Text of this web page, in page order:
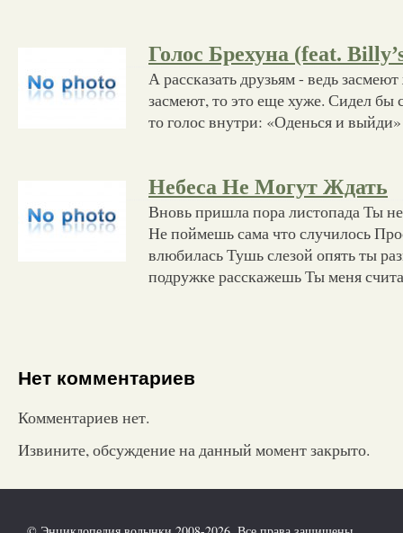
Голос Брехуна (feat.
А рассказать друзьям - ведь
засмеют, то это еще хуже. Сидел бы
то голос внутри: «Оденься и
Небеса Не Могут Ждать
Вновь пришла пора листопада Ты
Не поймешь сама что случилось
влюбилась Тушь слезой опять ты
подружке расскажешь Ты меня
Нет комментариев
Комментариев нет.
Извините, обсуждение на данный момент закрыто.